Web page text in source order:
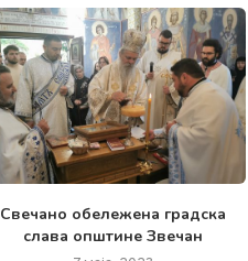
Свечано обележена градска
слава општине Звечан